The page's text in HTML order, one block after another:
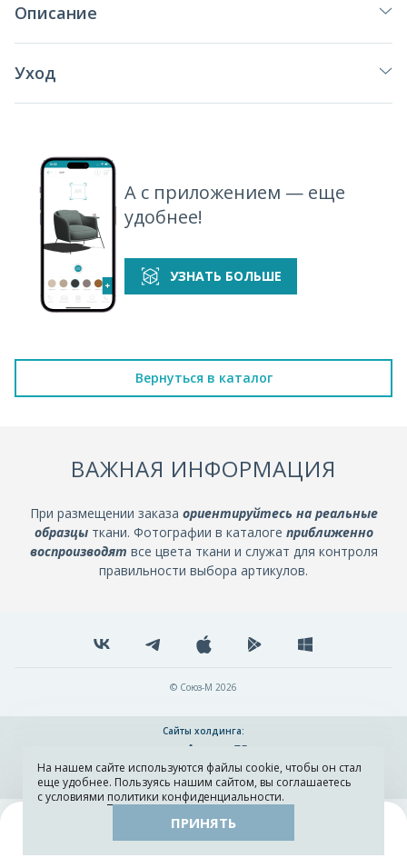
Каталог Остатки тканей
Описание
Уход
А с приложением — еще
удобнее!
УЗНАТЬ БОЛЬШЕ
Вернуться в каталог
ВАЖНАЯ ИНФОРМАЦИЯ
При размещении заказа ориентируйтесь на реальные
образцыткани. Фотографии в каталоге приближенно
воспроизводят все цвета ткани и служат для контроля
правильности выбора артикулов.
© Союз-М 2026
Сайты холдинга:
Разработка и поддержка сайта ADN
На нашем сайте используются файлы cookie, чтобы он стал
еще удобнее. Пользуясь нашим сайтом, вы соглашаетесь
с условиями политики конфиденциальности.
ПРИНЯТЬ